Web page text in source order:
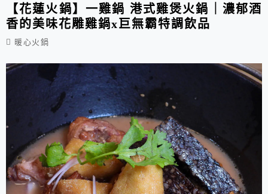
【花蓮火鍋】一雞鍋 港式雞煲火鍋｜濃郁酒
香的美味花雕雞鍋x巨無霸特調飲品
暖心火鍋